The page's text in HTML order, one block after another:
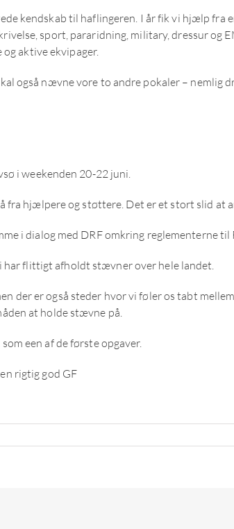
kendskab til haflingeren. I år fik vi hjælp fra
sport, pararidning, military, dressur og
aktive ekvipager.
også nævne vore to andre pokaler – nemlig
i weekenden 20-22 juni.
fra hjælpere og støttere. Det er et stort slid at
i dialog med DRF omkring reglementerne til
flittigt afholdt stævner over hele landet.
der er også steder hvor vi føler os tabt
at holde stævne på.
een af de første opgaver.
rigtig god GF